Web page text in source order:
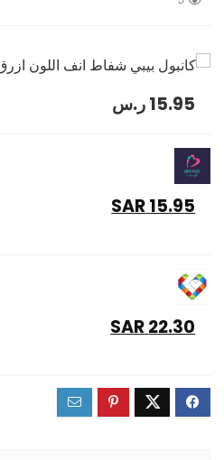
15.95ر.س
15.95 SAR
22.30 SAR